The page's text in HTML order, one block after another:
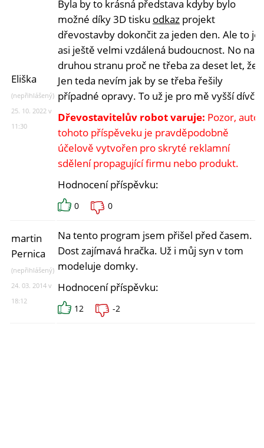
Eliška
(nepřihlášený)
25. 10. 2022 v
11:30
Byla by to krásná představa kdyby bylo
možné díky 3D tisku odkaz projekt
dřevostavby dokončit za jeden den. Ale to je
asi ještě velmi vzdálená budoucnost. No na
druhou stranu proč ne třeba za deset let, že?
Jen teda nevím jak by se třeba řešily
případné opravy. To už je pro mě vyšší dívčí.
Dřevostavitelův robot varuje: Pozor, autor
tohoto příspěveku je pravděpodobně
účelově vytvořen pro skryté reklamní
sdělení propagující firmu nebo produkt.
Hodnocení příspěvku:
0 0
martin
Pernica
(nepřihlášený)
24. 03. 2014 v
18:12
Na tento program jsem přišel před časem.
Dost zajímavá hračka. Už i můj syn v tom
modeluje domky.
Hodnocení příspěvku:
12 -2